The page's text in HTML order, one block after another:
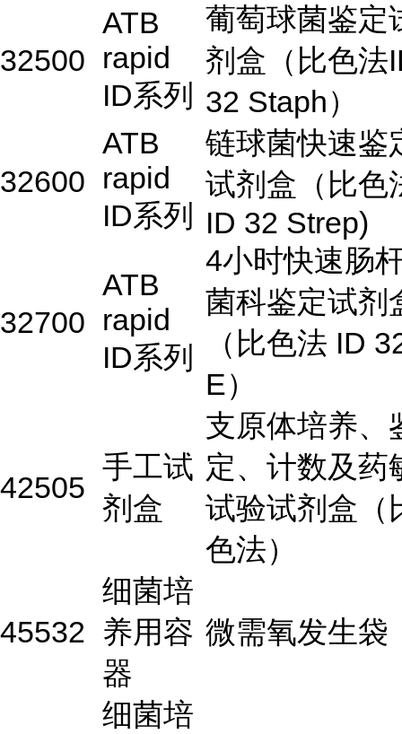
32500
ATB
rapid
ID系列
葡萄球菌鉴定
剂盒（比色法
32 Staph）
32600
ATB
rapid
ID系列
链球菌快速鉴
试剂盒（比色
ID 32 Strep)
32700
ATB
rapid
ID系列
4小时快速肠
菌科鉴定试剂
（比色法 ID
E）
42505
手工试
剂盒
支原体培养、
定、计数及药
试验试剂盒（
色法）
45532
细菌培
养用容
器
微需氧发生袋
细菌培